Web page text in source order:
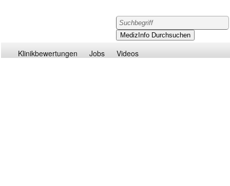
Klinikbewertungen Jobs Videos